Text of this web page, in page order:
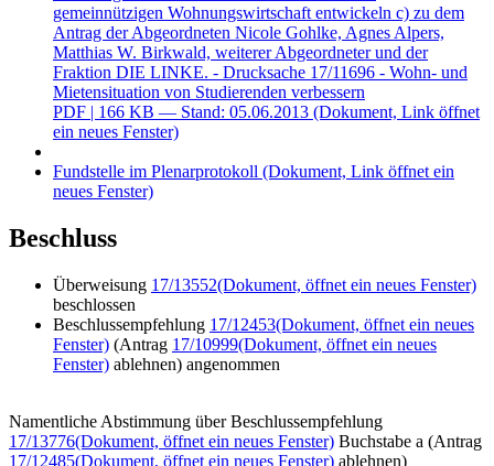
gemeinnützigen Wohnungswirtschaft entwickeln c) zu dem
Antrag der Abgeordneten Nicole Gohlke, Agnes Alpers,
Matthias W. Birkwald, weiterer Abgeordneter und der
Fraktion DIE LINKE. - Drucksache 17/11696 - Wohn- und
Mietensituation von Studierenden verbessern
PDF | 166 KB — Stand: 05.06.2013 (Dokument, Link öffnet
ein neues Fenster)
Fundstelle im Plenarprotokoll (Dokument, Link öffnet ein
neues Fenster)
Beschluss
Überweisung 17/13552(Dokument, öffnet ein neues Fenster)
beschlossen
Beschlussempfehlung 17/12453(Dokument, öffnet ein neues
Fenster) (Antrag 17/10999(Dokument, öffnet ein neues
Fenster) ablehnen) angenommen
Namentliche Abstimmung über Beschlussempfehlung
17/13776(Dokument, öffnet ein neues Fenster) Buchstabe a (Antrag
17/12485(Dokument, öffnet ein neues Fenster) ablehnen)